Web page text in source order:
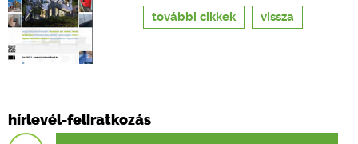
további cikkek vissza
hírlevél-feliratkozás